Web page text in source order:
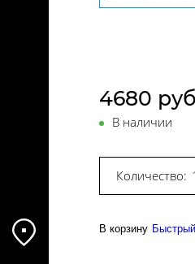
4680
В наличии
Количество:
В корзину